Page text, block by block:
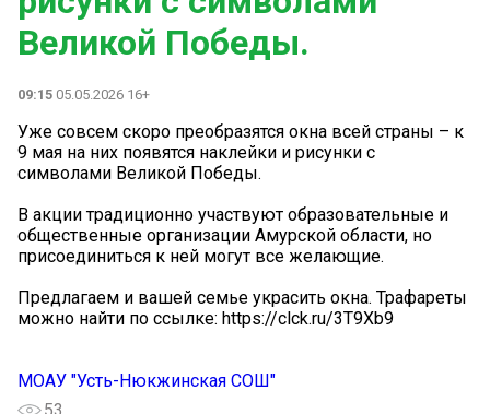
Великой Победы.
09:15 05.05.2026 16+
Уже совсем скоро преобразятся окна всей страны – к
9 мая на них появятся наклейки и рисунки с
символами Великой Победы.
В акции традиционно участвуют образовательные и
общественные организации Амурской области, но
присоединиться к ней могут все желающие.
Предлагаем и вашей семье украсить окна. Трафареты
можно найти по ссылке: https://clck.ru/3T9Xb9
МОАУ "Усть-Нюкжинская СОШ"